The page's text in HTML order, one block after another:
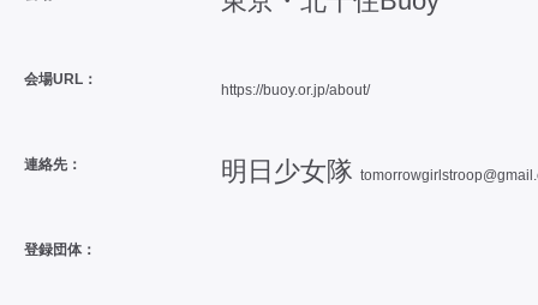
会場URL：
https://buoy.or.jp/about/
連絡先： 明日少女隊
登録団体：